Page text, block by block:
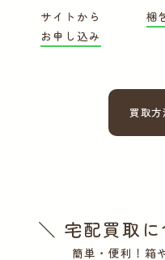
サイトから
お申し込み
梱
買取方
＼ 宅配買取
簡単・便利！箱